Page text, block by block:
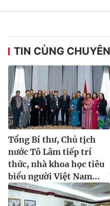
TIN CÙNG
Tổng Bí thư, Chủ tịch
nước Tô Lâm tiếp trí
thức, nhà khoa học tiêu
biểu người Việt Nam...